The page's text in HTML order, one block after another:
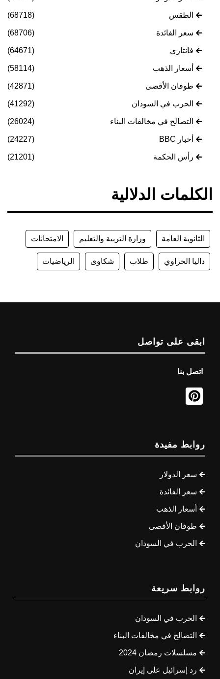
الطقس (68718)
سعر الفائدة (68706)
فانتازي (64671)
أسعار الذهب (58114)
طوفان الأقصى (42871)
الحرب في السودان (41292)
التصالح في مخالفات البناء (26024)
أخبار BBC (24227)
رأس الحكمة (21201)
الكلمات الدلالية
الثانوية العامة وزارة التربية والتعليم الامتحانات
داليا الحزاوي طلاب شكاوى الرياضيات
ابقى على تواصل
اتصل بنا
روابط مفيدة
سعر الدولار
سعر الفائدة
أسعار الذهب
طوفان الأقصى
الحرب في السودان
روابط سريعة
الحرب في السودان
التصالح في مخالفات البناء
مسلسلات رمضان 2024
رد إسرائيل على إيران